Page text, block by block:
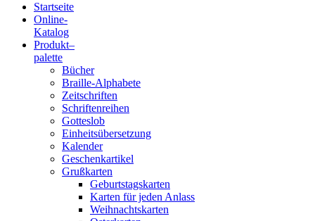
Blindenschrift-
Verlag
Druckerei
gGmbH
Startseite
Online-
Katalog
Produkt–
palette
Bücher
Braille-Alphabete
Zeitschriften
Schriftenreihen
Gotteslob
Einheitsübersetzung
Kalender
Geschenkartikel
Grußkarten
Geburtstagskarten
Karten für jeden Anlass
Weihnachtskarten